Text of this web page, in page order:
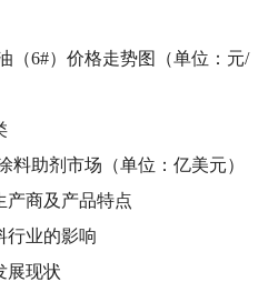
（6#）价格走势图（单位：元/
料助剂市场（单位：亿美元）
产商及产品特点
行业的影响
展现状